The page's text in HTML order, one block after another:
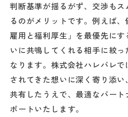
判断基準が揺るがず、交渉も
るのがメリットです。例えば
雇用と福利厚生」を最優先に
いに共鳴してくれる相手に絞
なります。株式会社ハレバレ
されてきた想いに深く寄り添
共有したうえで、最適なパー
ポートいたします。